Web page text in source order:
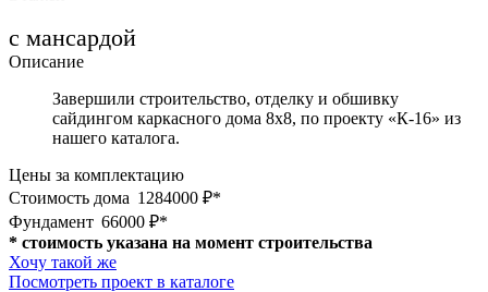
с мансардой
Описание
Завершили строительство, отделку и обшивку
сайдингом каркасного дома 8х8, по проекту «К-16» из
нашего каталога.
Цены за комплектацию
Стоимость дома 1284000 ₽*
Фундамент 66000 ₽*
* стоимость указана на момент строительства
Хочу такой же
Посмотреть проект в каталоге